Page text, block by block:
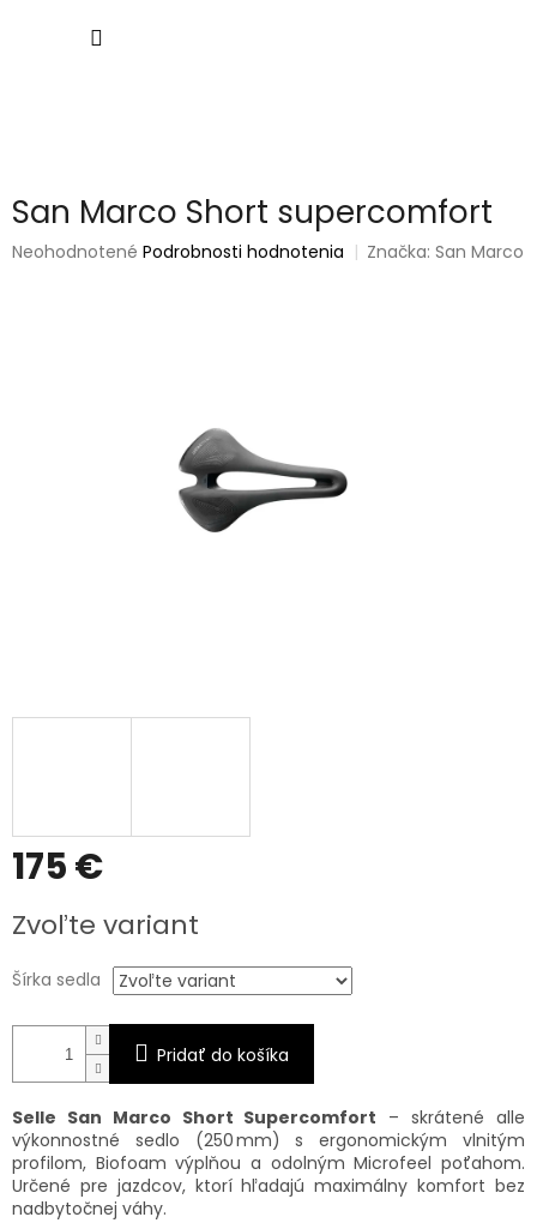
San Marco Short supercomfort
Priemerné
Neohodnotené Podrobnosti hodnotenia Značka:San Marco
175 €
cena:
Zvoľte variant
Šírka sedla
Pridať do košíka
Selle San Marco Short Supercomfort – skrátené alle
výkonnostné sedlo (250 mm) s ergonomickým vlnitým
profilom, Biofoam výplňou a odolným Microfeel poťahom.
Určené pre jazdcov, ktorí hľadajú maximálny komfort bez
nadbytočnej váhy.